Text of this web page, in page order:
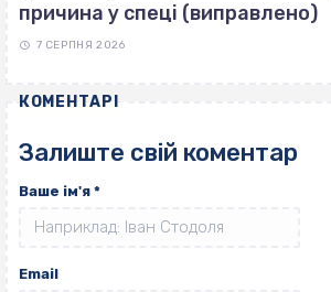
причина у спеці (виправлено)
7 СЕРПНЯ 2026
КОМЕНТАРІ
Залиште свій коментар
Ваше ім'я *
Email